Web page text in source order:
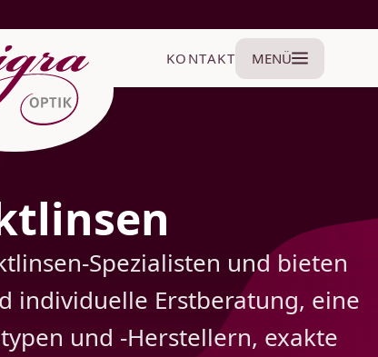
KONTAKT MENÜ
Spezialisten und bieten
individuelle Erstberatung, eine
und -Herstellern, exakte